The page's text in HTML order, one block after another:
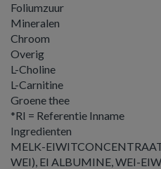
Foliumzuur
Mineralen
Chroom
Overig
L-Choline
L-Carnitine
Groene thee
*RI = Referentie Inname
Ingredienten
MELK-
WEI), EI ALBUMINE, WEI-